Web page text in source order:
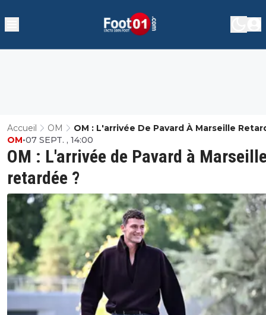
Accueil OM OM : L'arrivée De Pavard À Marseille
OM : L'arrivée de Pavard à
retardée ?
OM•07 SEPT. , 14:00